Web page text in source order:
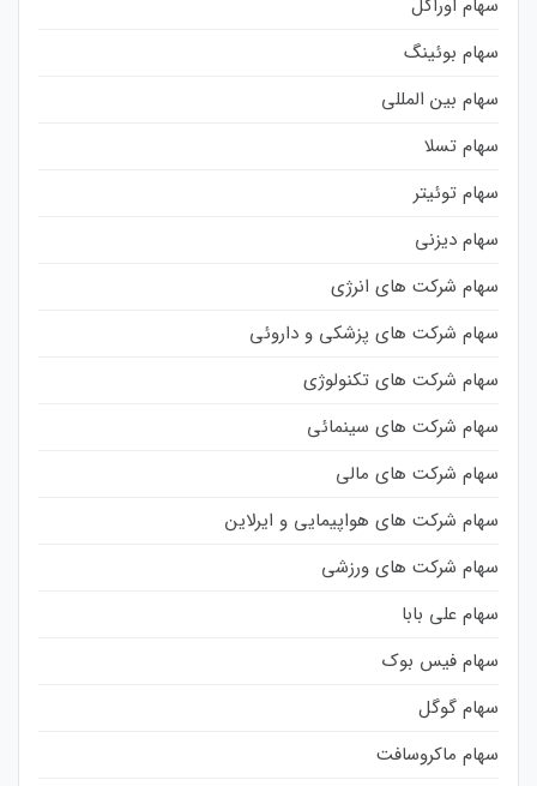
سهام اوراکل
سهام بوئینگ
سهام بین المللی
سهام تسلا
سهام توئیتر
سهام دیزنی
سهام شرکت های انرژی
سهام شرکت های پزشکی و داروئی
سهام شرکت های تکنولوژی
سهام شرکت های سینمائی
سهام شرکت های مالی
سهام شرکت های هواپیمایی و ایرلاین
سهام شرکت های ورزشی
سهام علی بابا
سهام فیس بوک
سهام گوگل
سهام ماکروسافت